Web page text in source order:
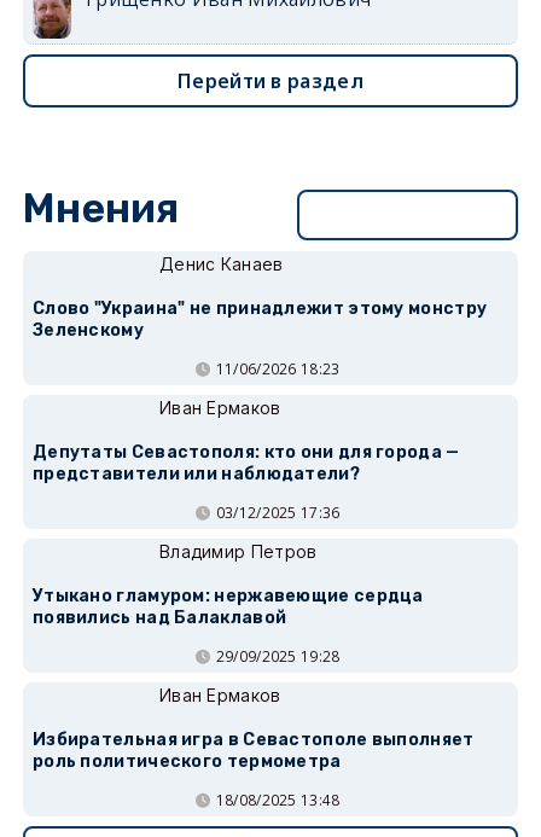
Перейти в раздел
Мнения
Денис Канаев
Слово "Украина" не принадлежит этому монстру
Зеленскому
11/06/2026 18:23
Иван Ермаков
Депутаты Севастополя: кто они для города —
представители или наблюдатели?
03/12/2025 17:36
Владимир Петров
Утыкано гламуром: нержавеющие сердца
появились над Балаклавой
29/09/2025 19:28
Иван Ермаков
Избирательная игра в Севастополе выполняет
роль политического термометра
18/08/2025 13:48